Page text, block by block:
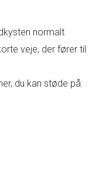
normalt
veje, der fører til
du kan støde på: